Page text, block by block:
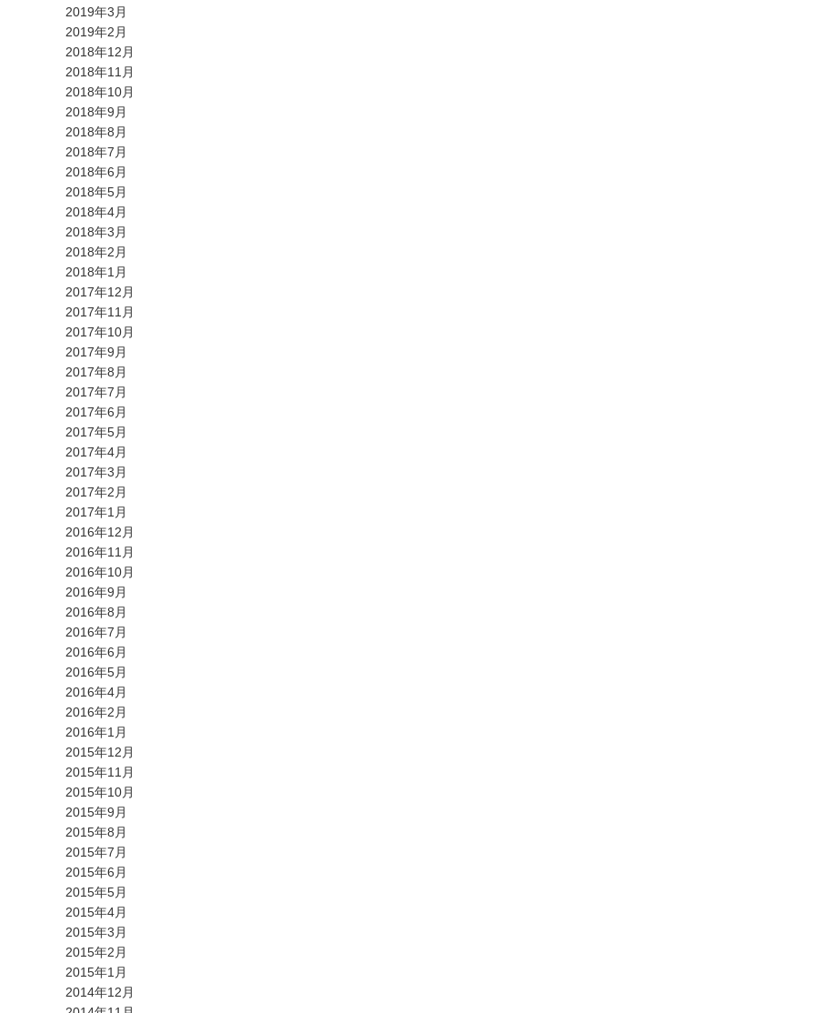
2019年3月
2019年2月
2018年12月
2018年11月
2018年10月
2018年9月
2018年8月
2018年7月
2018年6月
2018年5月
2018年4月
2018年3月
2018年2月
2018年1月
2017年12月
2017年11月
2017年10月
2017年9月
2017年8月
2017年7月
2017年6月
2017年5月
2017年4月
2017年3月
2017年2月
2017年1月
2016年12月
2016年11月
2016年10月
2016年9月
2016年8月
2016年7月
2016年6月
2016年5月
2016年4月
2016年2月
2016年1月
2015年12月
2015年11月
2015年10月
2015年9月
2015年8月
2015年7月
2015年6月
2015年5月
2015年4月
2015年3月
2015年2月
2015年1月
2014年12月